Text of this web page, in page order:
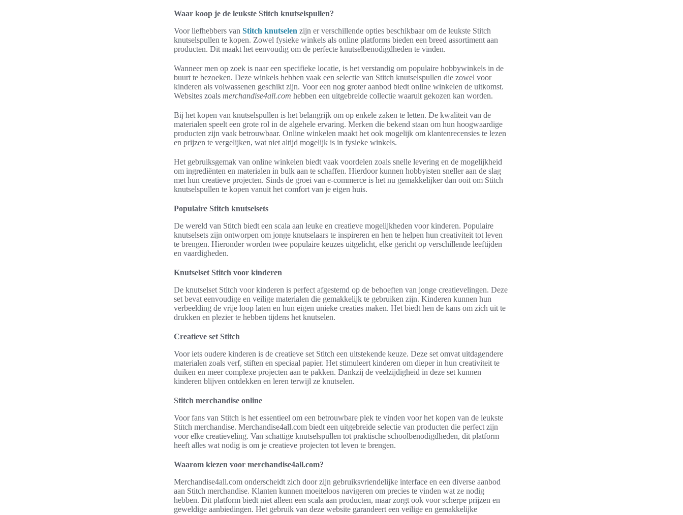
Waar koop je de leukste Stitch knutselspullen?
Voor liefhebbers van Stitch knutselen zijn er verschillende opties beschikbaar om de leukste Stitch
knutselspullen te kopen. Zowel fysieke winkels als online platforms bieden een breed assortiment aan
producten. Dit maakt het eenvoudig om de perfecte knutselbenodigdheden te vinden.
Wanneer men op zoek is naar een specifieke locatie, is het verstandig om populaire hobbywinkels in de
buurt te bezoeken. Deze winkels hebben vaak een selectie van Stitch knutselspullen die zowel voor
kinderen als volwassenen geschikt zijn. Voor een nog groter aanbod biedt online winkelen de uitkomst.
Websites zoals merchandise4all.com hebben een uitgebreide collectie waaruit gekozen kan worden.
Bij het kopen van knutselspullen is het belangrijk om op enkele zaken te letten. De kwaliteit van de
materialen speelt een grote rol in de algehele ervaring. Merken die bekend staan om hun hoogwaardige
producten zijn vaak betrouwbaar. Online winkelen maakt het ook mogelijk om klantenrecensies te lezen
en prijzen te vergelijken, wat niet altijd mogelijk is in fysieke winkels.
Het gebruiksgemak van online winkelen biedt vaak voordelen zoals snelle levering en de mogelijkheid
om ingrediënten en materialen in bulk aan te schaffen. Hierdoor kunnen hobbyisten sneller aan de slag
met hun creatieve projecten. Sinds de groei van e-commerce is het nu gemakkelijker dan ooit om Stitch
knutselspullen te kopen vanuit het comfort van je eigen huis.
Populaire Stitch knutselsets
De wereld van Stitch biedt een scala aan leuke en creatieve mogelijkheden voor kinderen. Populaire
knutselsets zijn ontworpen om jonge knutselaars te inspireren en hen te helpen hun creativiteit tot leven
te brengen. Hieronder worden twee populaire keuzes uitgelicht, elke gericht op verschillende leeftijden
en vaardigheden.
Knutselset Stitch voor kinderen
De knutselset Stitch voor kinderen is perfect afgestemd op de behoeften van jonge creatievelingen. Deze
set bevat eenvoudige en veilige materialen die gemakkelijk te gebruiken zijn. Kinderen kunnen hun
verbeelding de vrije loop laten en hun eigen unieke creaties maken. Het biedt hen de kans om zich uit te
drukken en plezier te hebben tijdens het knutselen.
Creatieve set Stitch
Voor iets oudere kinderen is de creatieve set Stitch een uitstekende keuze. Deze set omvat uitdagendere
materialen zoals verf, stiften en speciaal papier. Het stimuleert kinderen om dieper in hun creativiteit te
duiken en meer complexe projecten aan te pakken. Dankzij de veelzijdigheid in deze set kunnen
kinderen blijven ontdekken en leren terwijl ze knutselen.
Stitch merchandise online
Voor fans van Stitch is het essentieel om een betrouwbare plek te vinden voor het kopen van de leukste
Stitch merchandise. Merchandise4all.com biedt een uitgebreide selectie van producten die perfect zijn
voor elke creatieveling. Van schattige knutselspullen tot praktische schoolbenodigdheden, dit platform
heeft alles wat nodig is om je creatieve projecten tot leven te brengen.
Waarom kiezen voor merchandise4all.com?
Merchandise4all.com onderscheidt zich door zijn gebruiksvriendelijke interface en een diverse aanbod
aan Stitch merchandise. Klanten kunnen moeiteloos navigeren om precies te vinden wat ze nodig
hebben. Dit platform biedt niet alleen een scala aan producten, maar zorgt ook voor scherpe prijzen en
geweldige aanbiedingen. Het gebruik van deze website garandeert een veilige en gemakkelijke